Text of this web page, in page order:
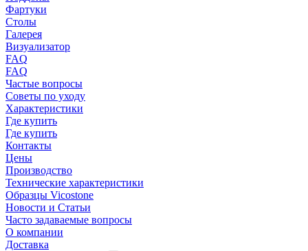
Фартуки
Столы
Галерея
Визуализатор
FAQ
FAQ
Частые вопросы
Советы по уходу
Характеристики
Где купить
Где купить
Контакты
Цены
Производство
Технические характеристики
Образцы Vicostone
Новости и Статьи
Часто задаваемые вопросы
О компании
Доставка